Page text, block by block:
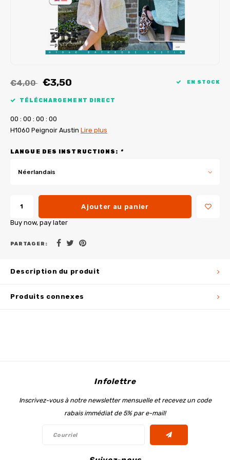
Tutoriels de My Image
Corrections de My Image
Corrections de B-Trendy
Ebooks gratuits
Service d'imprimante PDF
€4,00 €3,50 EN STOCK
TÉLÉCHARGEMENT DIRECT
00 : 00 : 00 : 00
H1060 Peignoir Austin Lire plus
LANGUE DES INSTRUCTIONS: *
Néerlandais
Ajouter au panier
Buy now, pay later
PARTAGER:
Description du produit
Produits connexes
Infolettre
Inscrivez-vous à notre newsletter mensuelle et recevez un code
rabais immédiat de 5% par e-mail!